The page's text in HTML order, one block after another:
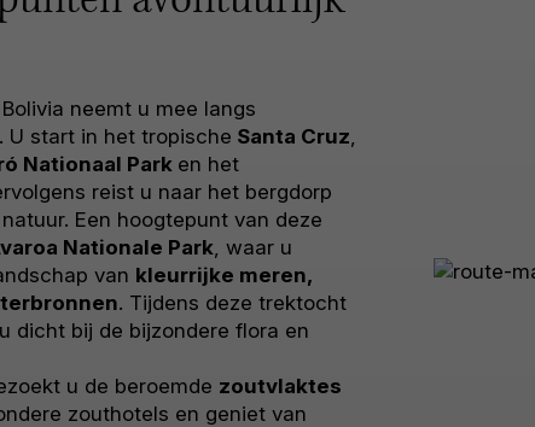
neemt u mee langs
U start in het tropische Santa Cruz
Nationaal Park en het
reist u naar het bergdorp
Een hoogtepunt van deze
Nationale Park , waar u
van kleurrijke meren,
. Tijdens deze trektocht
dicht bij de bijzondere flora en
u de beroemde zoutvlaktes
zouthotels en geniet van